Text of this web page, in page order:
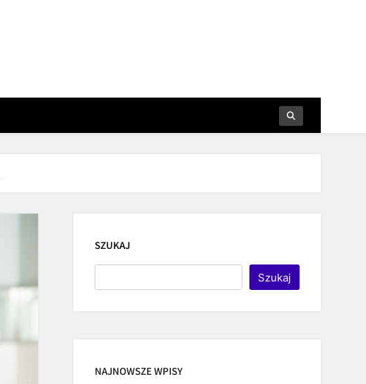
SZUKAJ
Szukaj
NAJNOWSZE WPISY